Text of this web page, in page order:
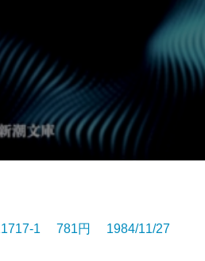
1 781円 1984/11/27